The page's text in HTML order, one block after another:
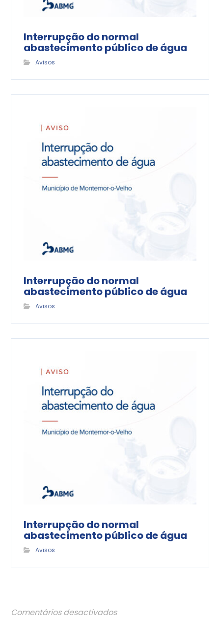
Interrupção do normal
abastecimento público de água
Avisos
Interrupção do normal
abastecimento público de água
Avisos
Interrupção do normal
abastecimento público de água
Avisos
Comentários desactivados